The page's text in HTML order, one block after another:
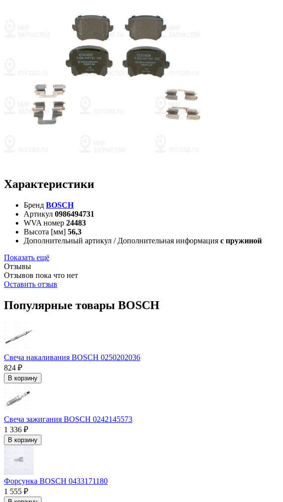
Характеристики
Бренд BOSCH
Артикул 0986494731
WVA номер 24483
Высота [мм] 56,3
Дополнительный артикул / Дополнительная информация с пружиной
Показать ещё
Отзывы
Отзывов пока что нет
Оставить отзыв
Популярные товары BOSCH
Свеча накаливания BOSCH 0250202036
824 ₽
В корзину
Свеча зажигания BOSCH 0242145573
1 336 ₽
В корзину
Форсунка BOSCH 0433171180
1 555 ₽